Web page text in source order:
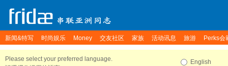
新闻&特写 时尚娱乐 Money 交友社区 家族 活动讯息 旅游 Perks会
Please select your preferred language.
English